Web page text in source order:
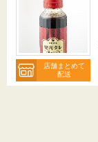
店舗まとめて
配送